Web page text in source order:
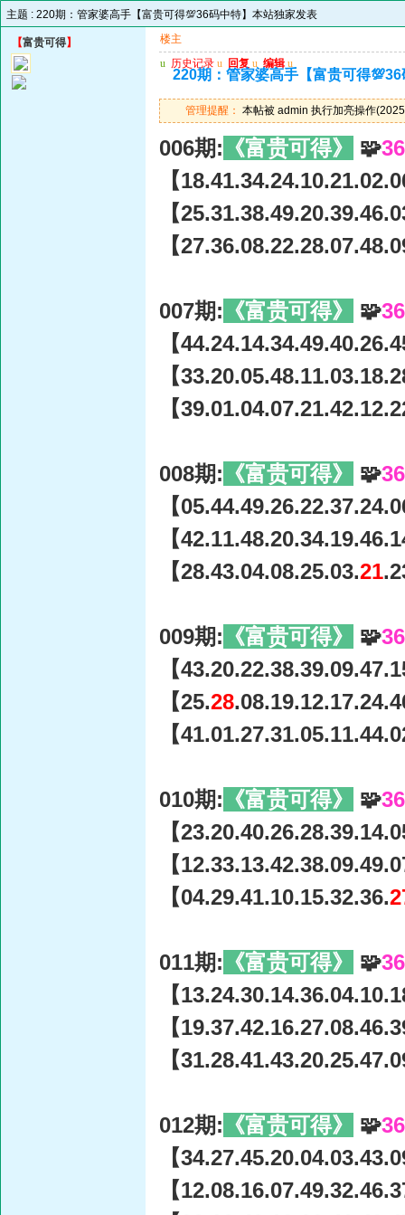
主题 : 220期：管家婆高手【富贵可得💯36码中特】本站独家发表
【富贵可得】
楼主
u 历史记录 u 回复 u 编辑 u
220期：管家婆高手【富贵可得
管理提醒： 本帖被 admin 执行加亮操作
006期: 《富贵可得》 🧩
【
【
【
007期: 《富贵可得》 🧩
【
【
【
008期: 《富贵可得》 🧩
【
【
【28.43.04.08.25.03.21
009期: 《富贵可得》 🧩
【
【25.28
【
010期: 《富贵可得》 🧩
【
【
【04.29.41.10.15.32.36.
011期: 《富贵可得》 🧩
【
【
【
012期: 《富贵可得》 🧩
【
【